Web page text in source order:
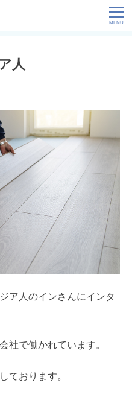
わせ
人
ア人のインさんにインタ
社で働かれています。
ております。